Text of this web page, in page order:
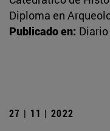
Diploma en
Publicado en:
27 | 11 | 2022